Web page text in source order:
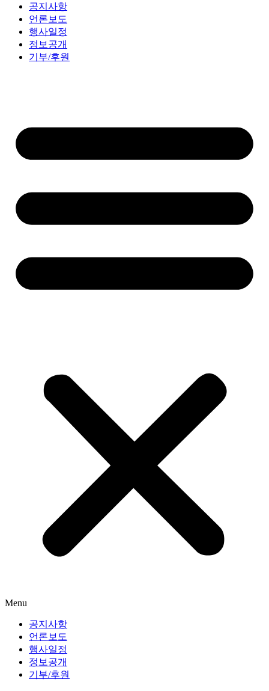
공지사항
언론보도
행사일정
정보공개
기부/후원
Menu
공지사항
언론보도
행사일정
정보공개
기부/후원